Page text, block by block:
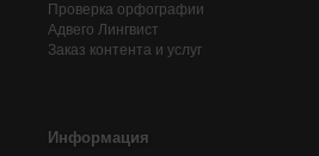
Проверка орфографии
Адвего Лингвист
Заказ контента и услуг
Информация